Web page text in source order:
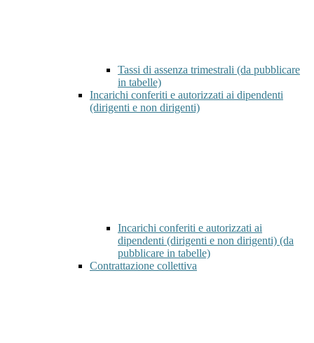
Tassi di assenza trimestrali (da pubblicare
in tabelle)
Incarichi conferiti e autorizzati ai dipendenti
(dirigenti e non dirigenti)
Incarichi conferiti e autorizzati ai
dipendenti (dirigenti e non dirigenti) (da
pubblicare in tabelle)
Contrattazione collettiva